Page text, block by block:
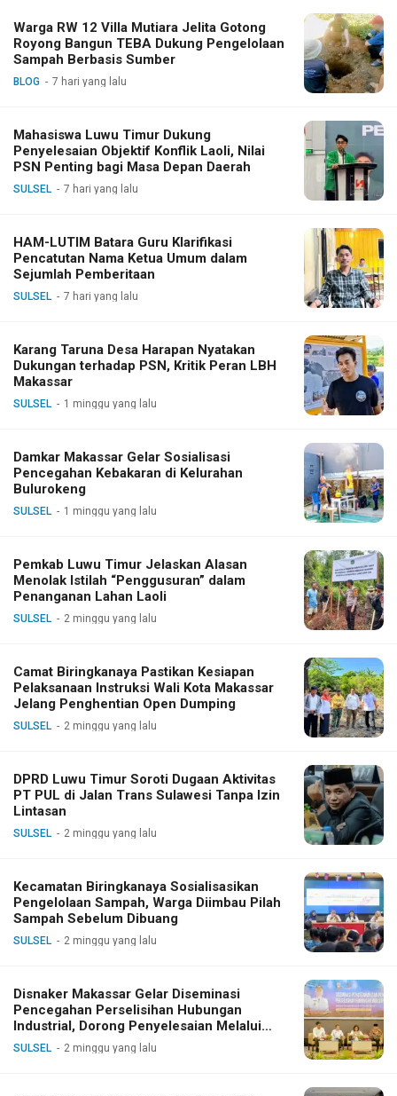
Warga RW 12 Villa Mutiara Jelita Gotong
Royong Bangun TEBA Dukung Pengelolaan
Sampah Berbasis Sumber
BLOG 7 hari yang lalu
Mahasiswa Luwu Timur Dukung
Penyelesaian Objektif Konflik Laoli, Nilai
PSN Penting bagi Masa Depan Daerah
SULSEL 7 hari yang lalu
HAM-LUTIM Batara Guru Klarifikasi
Pencatutan Nama Ketua Umum dalam
Sejumlah Pemberitaan
SULSEL 7 hari yang lalu
Karang Taruna Desa Harapan Nyatakan
Dukungan terhadap PSN, Kritik Peran LBH
Makassar
SULSEL 1 minggu yang lalu
Damkar Makassar Gelar Sosialisasi
Pencegahan Kebakaran di Kelurahan
Bulurokeng
SULSEL 1 minggu yang lalu
Pemkab Luwu Timur Jelaskan Alasan
Menolak Istilah “Penggusuran” dalam
Penanganan Lahan Laoli
SULSEL 2 minggu yang lalu
Camat Biringkanaya Pastikan Kesiapan
Pelaksanaan Instruksi Wali Kota Makassar
Jelang Penghentian Open Dumping
SULSEL 2 minggu yang lalu
DPRD Luwu Timur Soroti Dugaan Aktivitas
PT PUL di Jalan Trans Sulawesi Tanpa Izin
Lintasan
SULSEL 2 minggu yang lalu
Kecamatan Biringkanaya Sosialisasikan
Pengelolaan Sampah, Warga Diimbau Pilah
Sampah Sebelum Dibuang
SULSEL 2 minggu yang lalu
Disnaker Makassar Gelar Diseminasi
Pencegahan Perselisihan Hubungan
Industrial, Dorong Penyelesaian Melalui
Dialog
SULSEL 2 minggu yang lalu